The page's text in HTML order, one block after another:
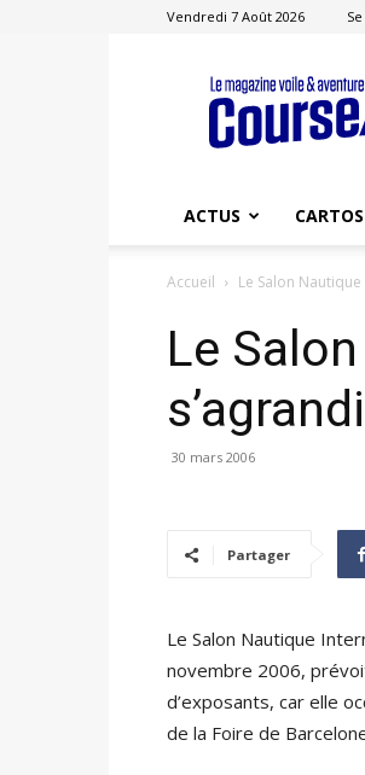
Vendredi 7 Août 2026
ACTUS
Accueil Le Salon
Le
30 mars 2006
Partager
Le Salon Nautique
novembre 2006,
d’exposants, car elle
de la Foire de